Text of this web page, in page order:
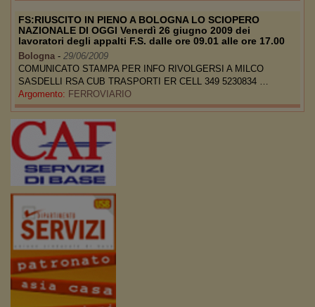
FS:RIUSCITO IN PIENO A BOLOGNA LO SCIOPERO
NAZIONALE DI OGGI Venerdì 26 giugno 2009 dei
lavoratori degli appalti F.S. dalle ore 09.01 alle ore 17.00
Bologna - 29/06/2009
COMUNICATO STAMPA PER INFO RIVOLGERSI A MILCO
SASDELLI RSA CUB TRASPORTI ER CELL 349 5230834 …
Argomento: FERROVIARIO